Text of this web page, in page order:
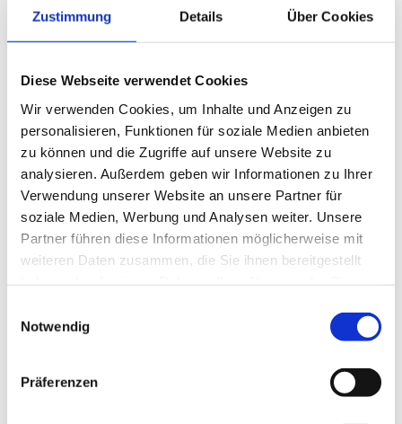
Zustimmung Details Über Cookies
Diese Webseite verwendet Cookies
Wir verwenden Cookies, um Inhalte und Anzeigen zu
personalisieren, Funktionen für soziale Medien anbieten
zu können und die Zugriffe auf unsere Website zu
analysieren. Außerdem geben wir Informationen zu Ihrer
Verwendung unserer Website an unsere Partner für
soziale Medien, Werbung und Analysen weiter. Unsere
Partner führen diese Informationen möglicherweise mit
weiteren Daten zusammen, die Sie ihnen bereitgestellt
Notwendig
Präferenzen